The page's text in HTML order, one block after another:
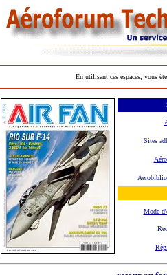
En utilisant ces espaces, vous
Sites
Mode